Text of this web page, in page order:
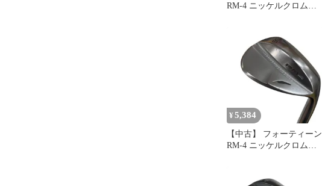
RM-4 ニッケルクロムメ
他) メンズ 男性用 右利き
右用 Cランク ゴルフクラ
¥ 5,384
【中古】 フォーティーン
RM-4 ニッケルクロムメ
他) メンズ 男性用 右利き